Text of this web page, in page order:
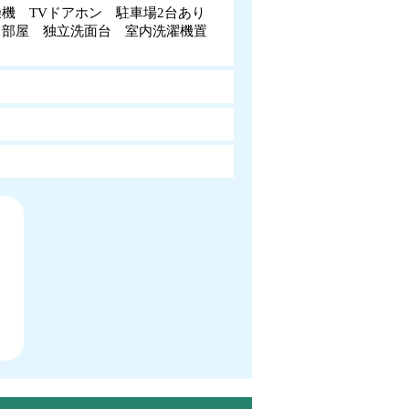
機 TVドアホン 駐車場2台あり
屋 独立洗面台 室内洗濯機置